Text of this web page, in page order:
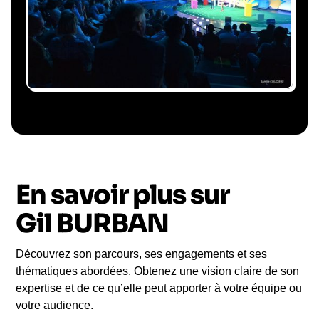
êtes accompagné à chaque étape, sans perte
de temps ni complication.
Le conférencier vient à
Le jour de la conférence, l’intervenant se
rend sur votre évènement pour une prise de
parole impactante, engageante et sur-mesure
En savoir plus sur
Gil BURBAN
Découvrez son parcours, ses engagements et ses
thématiques abordées. Obtenez une vision claire de son
expertise et de ce qu’elle peut apporter à votre équipe ou
votre audience.